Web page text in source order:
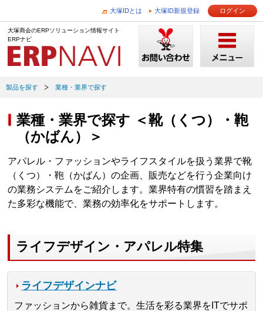
大塚IDとは 大塚ID新規登録 ログイン
大塚商会のERPソリューション情報サイト
ERPナビ
製品を探す 業種・業界で探す
業種・業界で探す ＜靴（くつ）・鞄
（かばん）＞
アパレル・ファッションやライフスタイルを扱う業界で靴
（くつ）・鞄（かばん）の企画、販売などを行う企業向け
の業務システムをご紹介します。業界特有の慣習を踏まえ
た多彩な機能で、業務の効率化をサポートします。
ライフデザイン・アパレル特集
ライフデザインナビ
ファッションから雑貨まで。生活を彩る業界をITでサポ